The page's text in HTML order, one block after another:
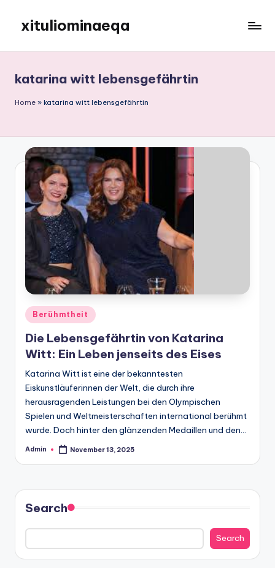
content
xituliominaeqa
katarina witt lebensgefährtin
Home » katarina witt lebensgefährtin
Posted
in
Berühmtheit
Die Lebensgefährtin von Katarina
Witt: Ein Leben jenseits des Eises
Katarina Witt ist eine der bekanntesten
Eiskunstläuferinnen der Welt, die durch ihre
herausragenden Leistungen bei den Olympischen
Spielen und Weltmeisterschaften international berühmt
wurde. Doch hinter den glänzenden Medaillen und den…
Posted
Admin November 13, 2025
Search
Search